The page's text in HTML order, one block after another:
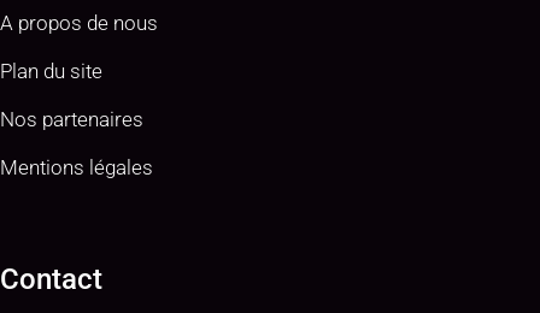
A propos de nous
Plan du site
Nos partenaires
Mentions légales
Contact